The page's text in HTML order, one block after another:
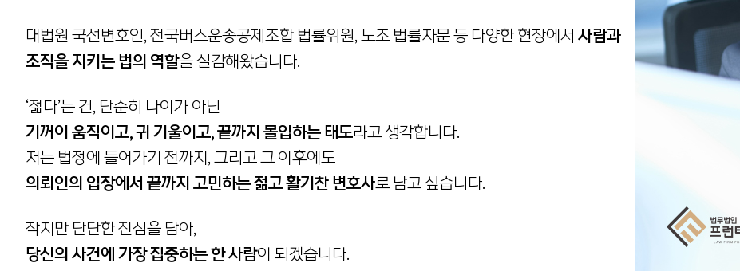
대법원 국선변호인, 전국버스운송공제조합 법률위원, 노조 법률자문 등 다양한 현장에서 사람과
조직을 지키는 법의 역할을 실감해왔습니다.
‘젊다’는 건, 단순히 나이가 아닌
기꺼이 움직이고, 귀 기울이고, 끝까지 몰입하는 태도라고 생각합니다.
저는 법정에 들어가기 전까지, 그리고 그 이후에도
의뢰인의 입장에서 끝까지 고민하는 젊고 활기찬 변호사로 남고 싶습니다.
작지만 단단한 진심을 담아,
당신의 사건에 가장 집중하는 한 사람이 되겠습니다.